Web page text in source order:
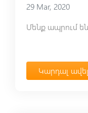
29 Mar, 2020
Մենք ապրում
Կարդալ